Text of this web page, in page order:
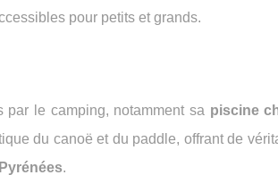
pour petits et grands.
par le camping, notamment sa piscine
du canoë et du paddle, offrant de
.